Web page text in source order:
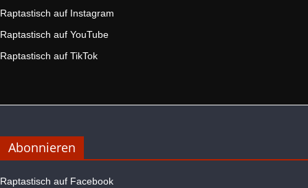
Raptastisch auf Instagram
Raptastisch auf YouTube
Raptastisch auf TikTok
Abonnieren
Raptastisch auf Facebook